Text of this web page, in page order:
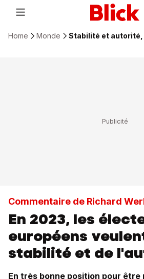
Home Monde Stabilité et autorité,
Commentaire de Richard
En 2023, les
européens
stabilité et de
En très bonne position pour